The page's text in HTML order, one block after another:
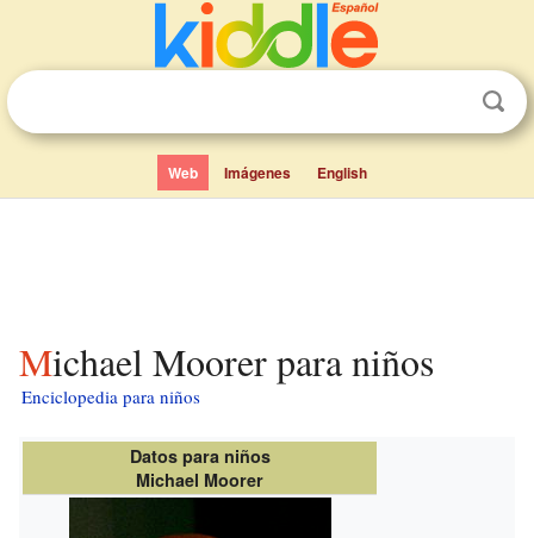
Web Imágenes English
Michael Moorer para niños
Enciclopedia para niños
Datos para niños
Michael Moorer